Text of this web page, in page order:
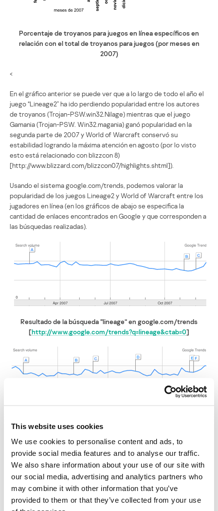
This website uses cookies
We use cookies to personalise content and ads, to
provide social media features and to analyse our traffic.
We also share information about your use of our site with
our social media, advertising and analytics partners who
may combine it with other information that you’ve
provided to them or that they’ve collected from your use
Porcentaje de troyanos para juegos en línea específicos en
relación con el total de troyanos para juegos (por meses en
2007)
<
En el gráfico anterior se puede ver que a lo largo de todo el año el
juego “Lineage2” ha ido perdiendo popularidad entre los autores
de troyanos (Trojan-PSW.win32.Nilage) mientras que el juego
Gamania (Trojan-PSW. Win32.magania) ganó popularidad en la
segunda parte de 2007 y World of Warcraft conservó su
estabilidad logrando la máxima atención en agosto (por lo visto
esto está relacionado con blizzcon 8)
[http://www.blizzard.com/blizzcon07/highlights.shtml]).
Usando el sistema google.com/trends, podemos valorar la
popularidad de los juegos Lineage2 y World of Warcraft entre los
jugadores en línea (en los gráficos de abajo se especifica la
cantidad de enlaces encontrados en Google y que corresponden a
las búsquedas realizadas).
Resultado de la búsqueda “lineage” en google.com/trends
[http://www.google.com/trends?q=lineage&ctab=0]
[http://www.google.com/trends?q=wow&ctab=0
Como podemos ver, a lo largo del año se pierde interés en
“Lineage2”, mientras que World of Warcraft no pierde su puesto.
De esta manera el interés por los juegos en línea entre los autores
de troyanos concuerda con la popularidad de juegos en Internet.